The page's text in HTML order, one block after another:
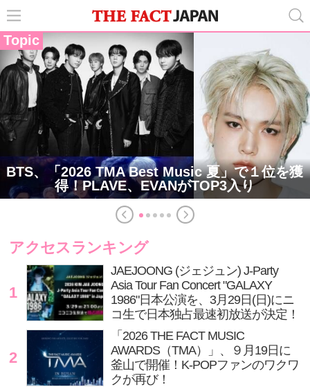
Topic
BTS、「2026 TMA Best Music 夏」で１位を獲
得！PLAVE、EVANがTOP3入り
アクセスランキング
1
JAEJOONG (ジェジュン) J-Party
Asia Tour Fan Concert "GALAXY
1986"日本公演を、3月29日(日)にニ
コ生で日本独占最速初放送が決定！
2
「2026 THE FACT MUSIC
AWARDS（TMA）」、９月19日に
釜山で開催！K-POPファンのワクワ
クが再び！